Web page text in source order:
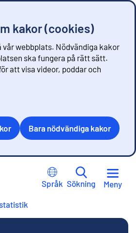
kakor (cookies)
vår webbplats. Nödvändiga kakor
ska fungera på rätt sätt.
att visa videor, poddar och
Bara nödvändiga kakor
Språk Sökning Meny